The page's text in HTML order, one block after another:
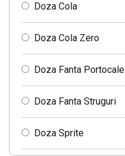
Doza Cola
Doza Cola Zero
Doza Fanta Portocale
Doza Fanta Struguri
Doza Sprite